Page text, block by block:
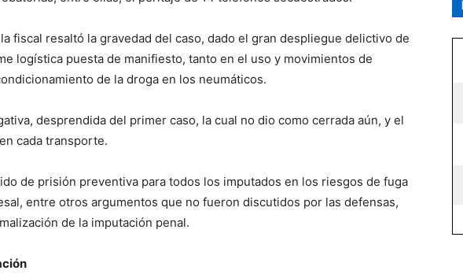
fiscal resaltó la gravedad del caso, dado el gran despliegue delictivo de
logística puesta de manifiesto, tanto en el uso y movimientos de
de la droga en los neumáticos.
desprendida del primer caso, la cual no dio como cerrada aún, y el
cada transporte.
de prisión preventiva para todos los imputados en los riesgos de fuga
entre otros argumentos que no fueron discutidos por las defensas,
de la imputación penal.